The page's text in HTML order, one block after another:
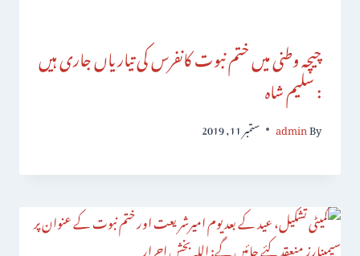
چیچہ وطنی میں ختم نبوت کانفرس کی تیاریاں جاری ہیں
: سلیم شاہ
By
admin ستمبر 11, 2019